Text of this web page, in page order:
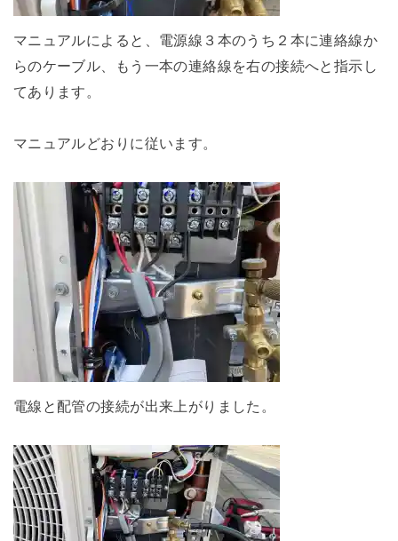
マニュアルによると、電源線３本のうち２本に連絡線か
らのケーブル、もう一本の連絡線を右の接続へと指示し
てあります。
マニュアルどおりに従います。
電線と配管の接続が出来上がりました。